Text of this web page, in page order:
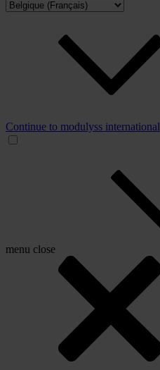
Continue to modulyss international
menu close